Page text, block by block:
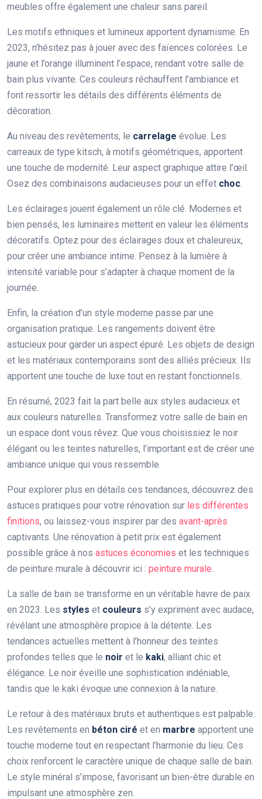
meubles offre également une chaleur sans pareil.
Les motifs ethniques et lumineux apportent dynamisme. En
2023, n’hésitez pas à jouer avec des faïences colorées. Le
jaune et l’orange illuminent l’espace, rendant votre salle de
bain plus vivante. Ces couleurs réchauffent l’ambiance et
font ressortir les détails des différents éléments de
décoration.
Au niveau des revêtements, le carrelage évolue. Les
carreaux de type kitsch, à motifs géométriques, apportent
une touche de modernité. Leur aspect graphique attire l’œil.
Osez des combinaisons audacieuses pour un effet choc
Les éclairages jouent également un rôle clé. Modernes et
bien pensés, les luminaires mettent en valeur les éléments
décoratifs. Optez pour des éclairages doux et chaleureux,
pour créer une ambiance intime. Pensez à la lumière à
intensité variable pour s’adapter à chaque moment de la
journée.
Enfin, la création d’un style moderne passe par une
organisation pratique. Les rangements doivent être
astucieux pour garder un aspect épuré. Les objets de design
et les matériaux contemporains sont des alliés précieux. Ils
apportent une touche de luxe tout en restant fonctionnels.
En résumé, 2023 fait la part belle aux styles audacieux et
aux couleurs naturelles. Transformez votre salle de bain en
un espace dont vous rêvez. Que vous choisissiez le noir
élégant ou les teintes naturelles, l’important est de créer une
ambiance unique qui vous ressemble.
Pour explorer plus en détails ces tendances, découvrez des
astuces pratiques pour votre rénovation sur les différentes
finitions, ou laissez-vous inspirer par des avant-après
captivants. Une rénovation à petit prix est également
possible grâce à nos astuces économies et les techniques
de peinture murale à découvrir ici : peinture murale
La salle de bain se transforme en un véritable havre de paix
en 2023. Les styles et couleurs s’y expriment avec audace,
révélant une atmosphère propice à la détente. Les
tendances actuelles mettent à l’honneur des teintes
profondes telles que le noir et le kaki, alliant chic et
élégance. Le noir éveille une sophistication indéniable,
tandis que le kaki évoque une connexion à la nature.
Le retour à des matériaux bruts et authentiques est palpable.
Les revêtements en béton ciré et en marbre apportent une
touche moderne tout en respectant l’harmonie du lieu. Ces
choix renforcent le caractère unique de chaque salle de bain.
Le style minéral s’impose, favorisant un bien-être durable en
impulsant une atmosphère zen.